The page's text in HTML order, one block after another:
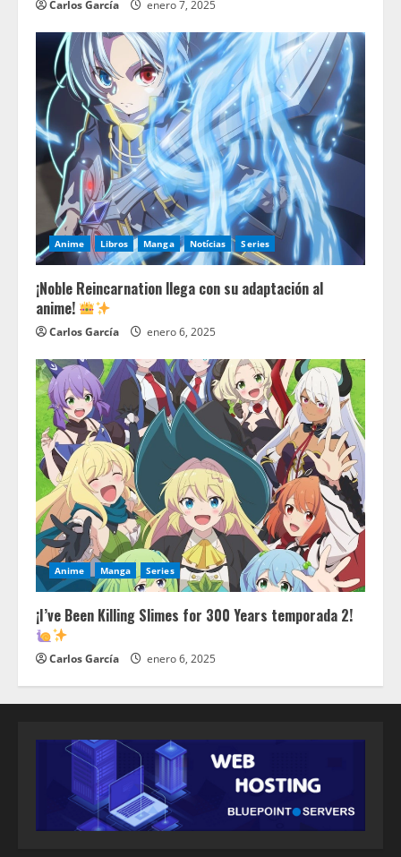
Carlos García enero 7, 2025
Anime Libros Manga Notícias Series
¡Noble Reincarnation llega con su adaptación al
anime!
Carlos García enero 6, 2025
Anime Manga Series
¡I’ve Been Killing Slimes for 300 Years temporada 2!
Carlos García enero 6, 2025